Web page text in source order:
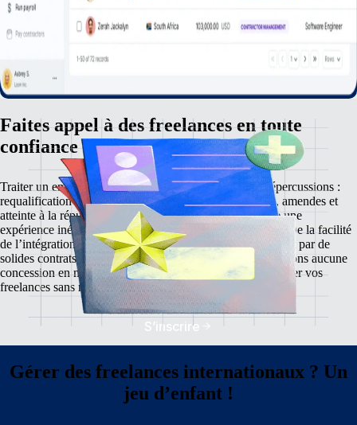
Faites appel à des freelances en toute
confiance
Traiter un employé comme un freelance a de lourdes répercussions :
requalification de contrat entrainant des taxes, pénalités, amendes et
atteinte à la réputation. Gestion des freelances Plus offre une
expérience inégalée en matière de gestion des freelances. De la facilité
de l’intégration à l’automatisation des paiements en passant par de
solides contrats de droit local pour freelances, nous ne faisons aucune
concession en matière de conformité. Commencez à intégrer vos
freelances sans risque, en quelques clics seulement.
S’inscrire
Gérer des freelances internationaux ? Un
jeu d’enfant !